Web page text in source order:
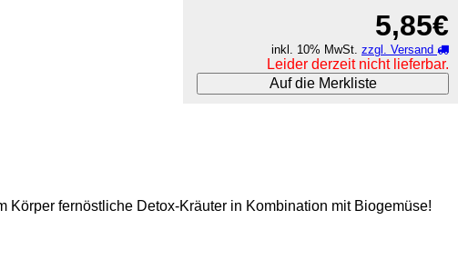
5,85€
inkl. 10% MwSt. zzgl. Versand
Leider derzeit nicht lieferbar.
Auf die Merkliste
Körper fernöstliche Detox-Kräuter in Kombination mit Biogemüse!